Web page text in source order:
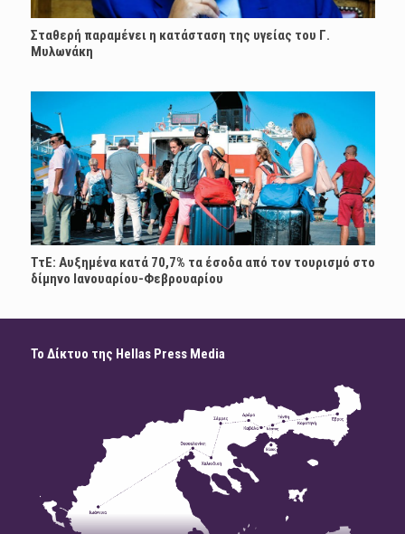
Σταθερή παραμένει η κατάσταση της υγείας του Γ.
Μυλωνάκη
ΤτΕ: Αυξημένα κατά 70,7% τα έσοδα από τον τουρισμό στο
δίμηνο Ιανουαρίου-Φεβρουαρίου
Το Δίκτυο της Hellas Press Media